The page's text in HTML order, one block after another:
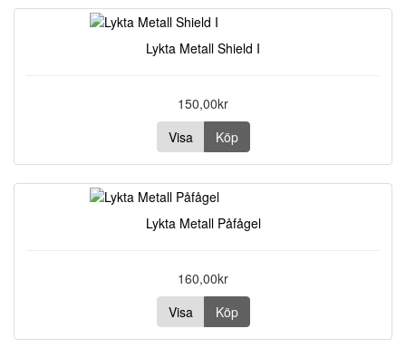
Lykta Metall Shield I
150,00kr
Visa
Köp
Lykta Metall Påfågel
160,00kr
Visa
Köp